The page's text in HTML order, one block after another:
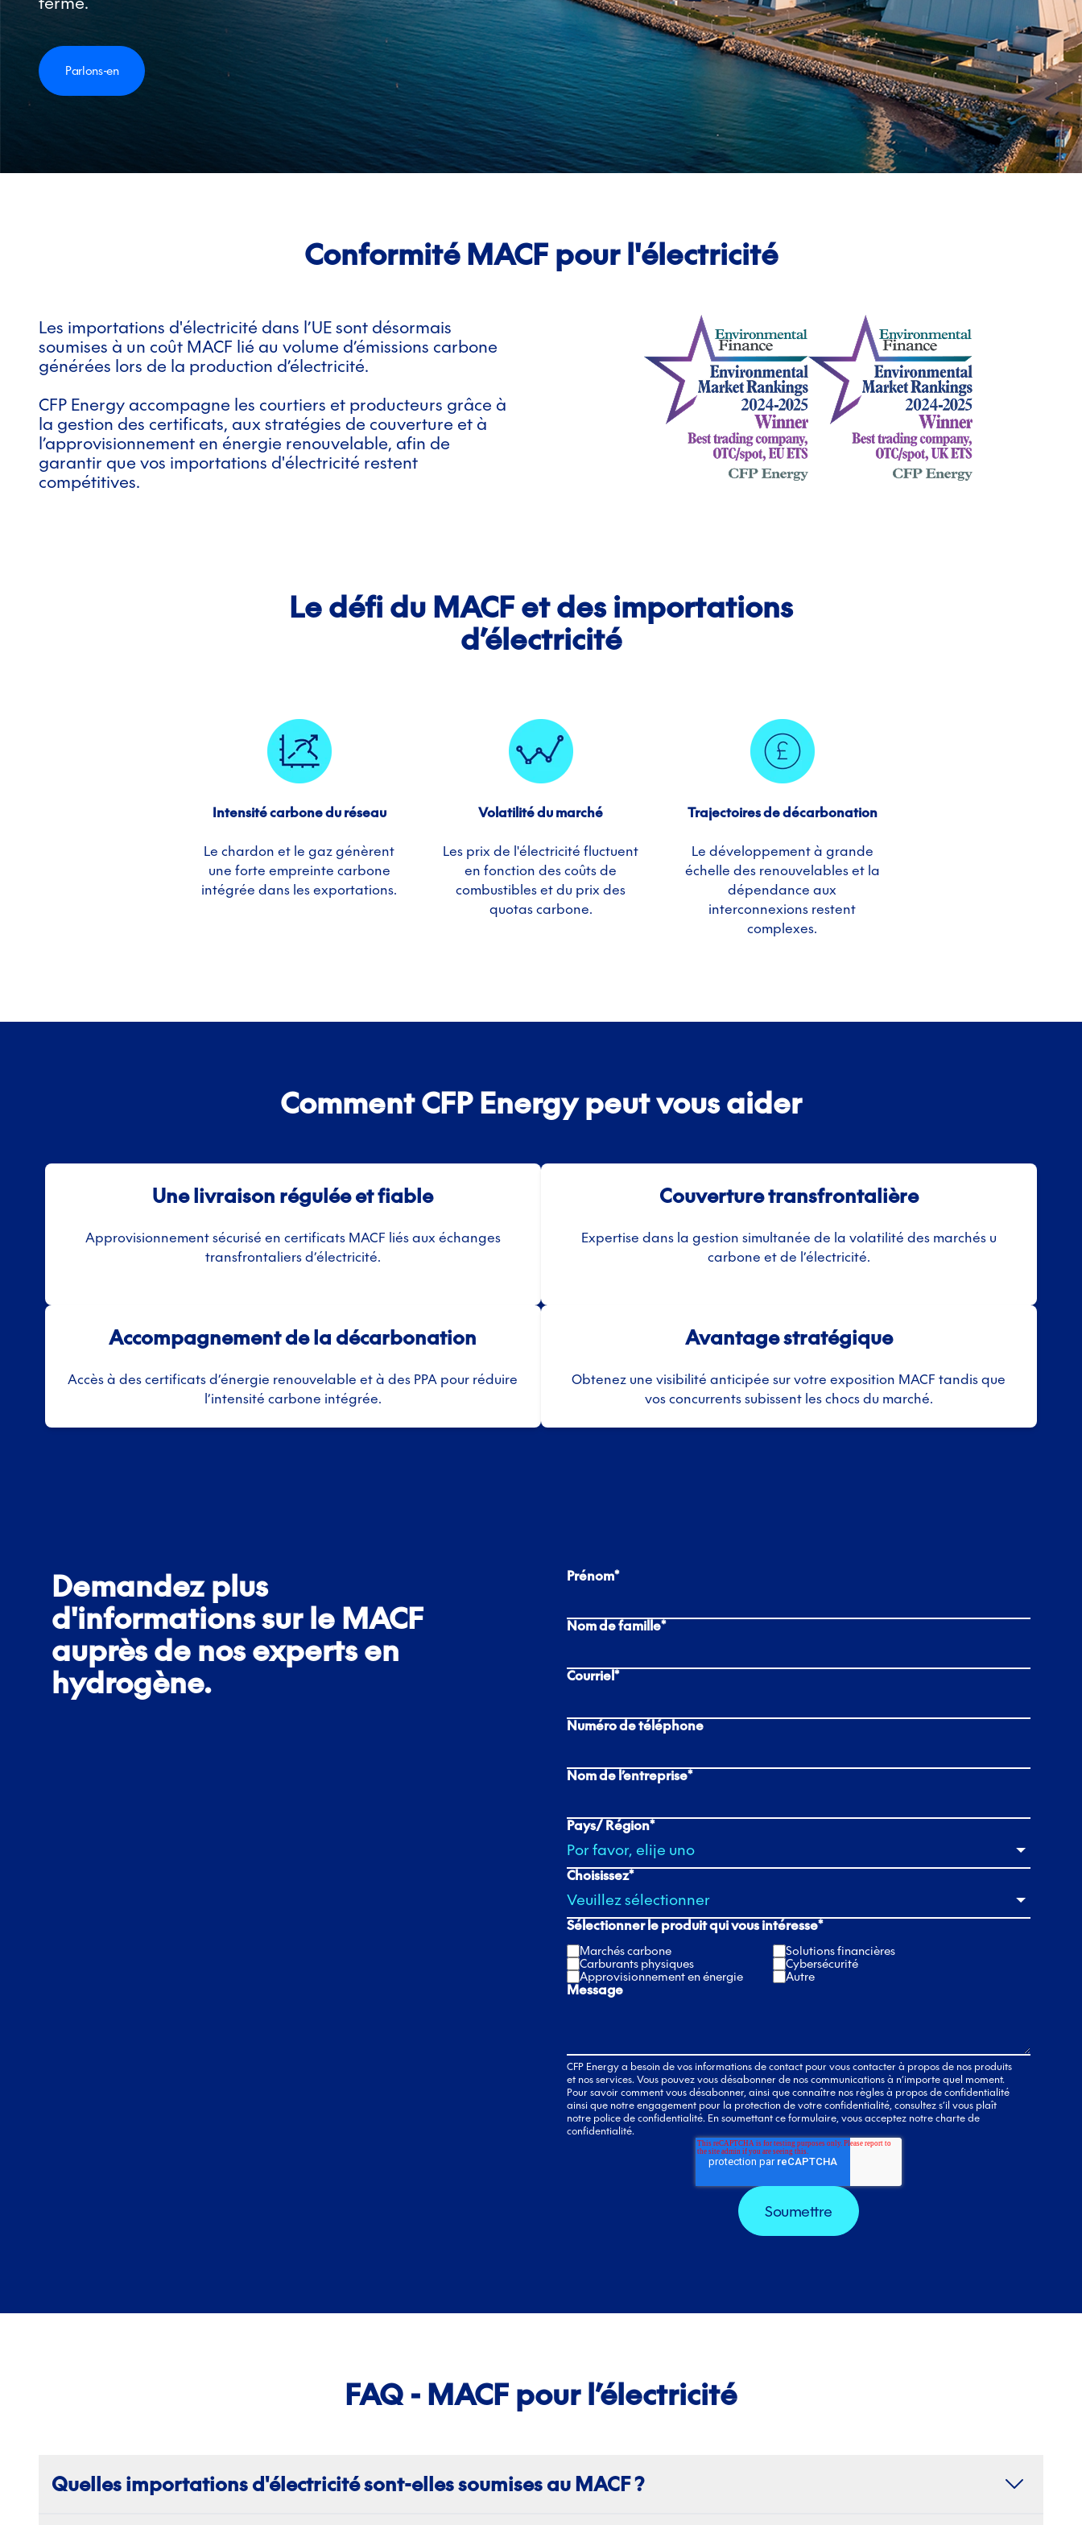
Parlons-en
Conformité MACF pour l'électricité
Les importations d'électricité dans l’UE sont désormais
soumises à un coût MACF lié au volume d’émissions carbone
générées lors de la production d’électricité.
CFP Energy accompagne les courtiers et producteurs grâce à
la gestion des certificats, aux stratégies de couverture et à
l’approvisionnement en énergie renouvelable, afin de
garantir que vos importations d'électricité restent
compétitives.
Le défi du MACF et des importations
d’électricité
Intensité carbone du réseau
Le chardon et le gaz génèrent
une forte empreinte carbone
intégrée dans les exportations.
Volatilité du marché
Les prix de l'électricité fluctuent
en fonction des coûts de
combustibles et du prix des
quotas carbone.
Trajectoires de décarbonation
Le développement à grande
échelle des renouvelables et la
dépendance aux
interconnexions restent
complexes.
Comment CFP Energy peut vous aider
Une livraison régulée et fiable
Approvisionnement sécurisé en certificats MACF liés aux échanges
transfrontaliers d’électricité.
Couverture transfrontalière
Expertise dans la gestion simultanée de la volatilité des marchés u
carbone et de l’électricité.
Accompagnement de la décarbonation
Accès à des certificats d’énergie renouvelable et à des PPA pour réduire
l’intensité carbone intégrée.
Avantage stratégique
Obtenez une visibilité anticipée sur votre exposition MACF tandis que
vos concurrents subissent les chocs du marché.
Demandez plus
d'informations sur le MACF
auprès de nos experts en
hydrogène.
Prénom*
Nom de famille*
Courriel *
Numéro de téléphone
Nom de l’entreprise*
Pays/ Région*
Choisissez*
Sélectionner le produit qui vous intéresse*
Marchés carbone
Solutions financières
Carburants physiques
Cybersécurité
Approvisionnement en énergie
Autre
Message
CFP Energy a besoin de vos informations de contact pour vous contacter à propos de nos produits
et nos services. Vous pouvez vous désabonner de nos communications à n’importe quel moment.
Pour savoir comment vous désabonner, ainsi que connaître nos règles à propos de confidentialité
ainsi que notre engagement pour la protection de votre confidentialité, consultez s’il vous plaît
notre police de confidentialité. En soumettant ce formulaire, vous acceptez notre charte de
confidentialité.
FAQ - MACF pour l’électricité
Quelles importations d'électricité sont-elles soumises au MACF ?